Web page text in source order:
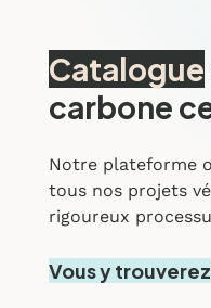
Catalogue
carbone
Notre plateforme
tous nos projets
rigoureux
Vous y trouverez